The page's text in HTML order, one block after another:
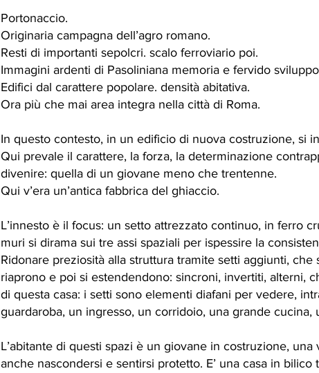
Portonaccio.
Originaria campagna dell’agro romano.
Resti di importanti sepolcri. scalo ferroviario poi.
Immagini ardenti di Pasoliniana memoria e fervido
Edifici dal carattere popolare. densità abitativa.
Ora più che mai area integra nella città di Roma.
In questo contesto, in un edificio di nuova costruzione, si
Qui prevale il carattere, la forza, la determinazione
divenire: quella di un giovane meno che trentenne.
Qui v’era un’antica fabbrica del ghiaccio.
L’innesto è il focus: un setto attrezzato continuo, in ferro
muri si dirama sui tre assi spaziali per ispessire la
Ridonare preziosità alla struttura tramite setti aggiunti,
riaprono e poi si estendendono: sincroni, invertiti, alterni,
di questa casa: i setti sono elementi diafani per vedere,
guardaroba, un ingresso, un corridoio, una grande cucina,
L’abitante di questi spazi è un giovane in costruzione,
anche nascondersi e sentirsi protetto. E’ una casa in bilico